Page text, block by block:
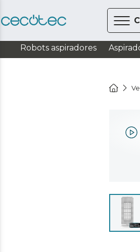
Robots aspiradores